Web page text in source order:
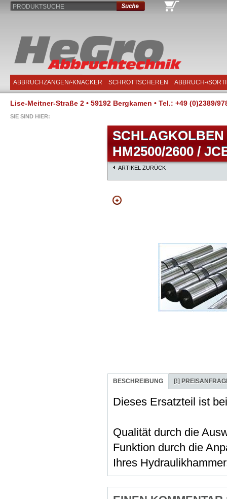
ABBRUCHZANGEN/-KNACKER SCHROTTSCHEREN ABBRUCH-/
PRODUKTSUCHE
Lise-Meitner-Straße 2 • 59192 Bergkamen • Tel.: +49 (0)2389/
SIE SIND HIER:
HM2500/2600 /
ARTIKEL ZURÜCK
BESCHREIBUNG [!]
Dieses Ersatzteil ist
Qualität durch die
Funktion durch die
Ihres